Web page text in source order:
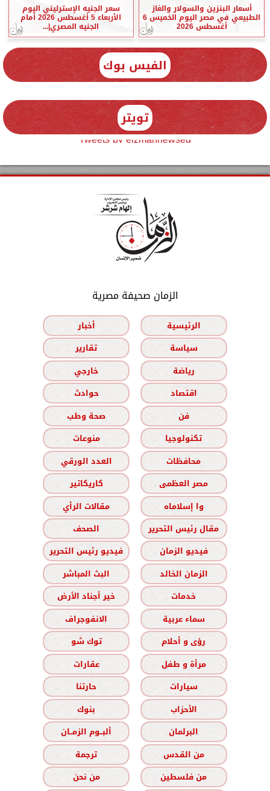
أسعار البنزين والسولار والغاز
الطبيعي في مصر اليوم الخميس 6
أغسطس 2026
سعر الجنيه الإسترليني اليوم
الأربعاء 5 أغسطس 2026 أمام
الجنيه المصري|...
الفيس بوك
تويتر
Tweets by elzmannewseg
الزمان صحيفة مصرية
الرئيسية
أخبار
سياسة
تقارير
رياضة
خارجي
اقتصاد
حوادث
فن
صحة وطب
تكنولوجيا
منوعات
محافظات
العدد الورقي
مصر العظمى
كاريكاتير
وا إسلاماه
مقالات الرأي
مقال رئيس التحرير
الصحف
فيديو الزمان
فيديو رئيس التحرير
الزمان الخالد
البث المباشر
خدمات
خير أجناد الأرض
سماء عربية
الانفوجراف
رؤى و أحلام
توك شو
مرأة و طفل
عقارات
سيارات
حارتنا
الأحزاب
بنوك
البرلمان
ألبــوم الزمــان
من القدس
ترجمة
من فلسطين
من نحن